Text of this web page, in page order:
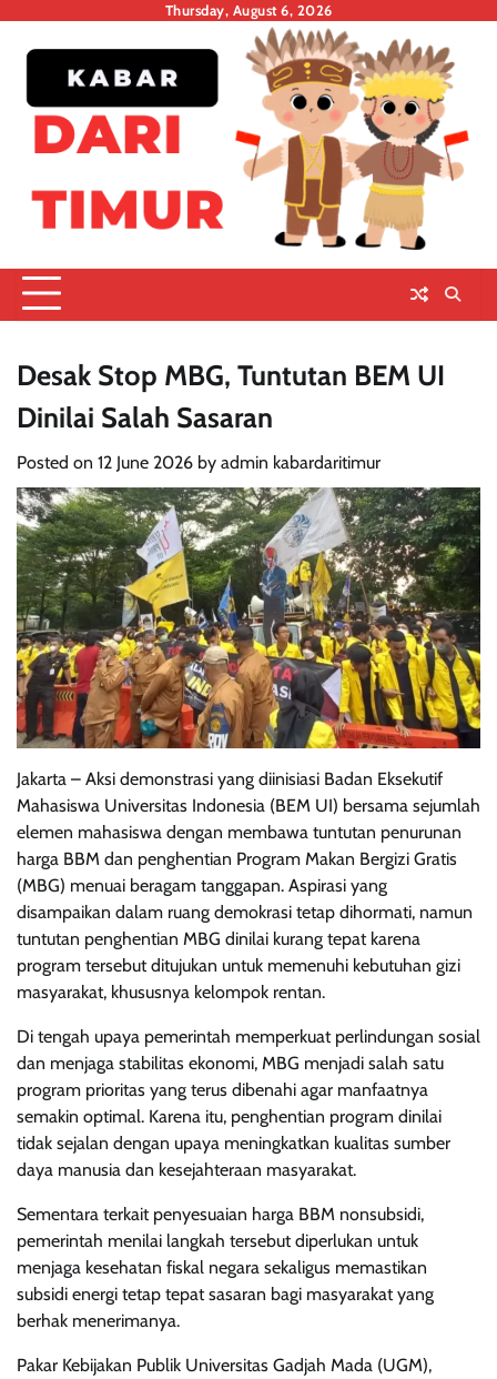
Thursday, August 6, 2026
Desak Stop MBG, Tuntutan BEM UI
Dinilai Salah Sasaran
Posted on 12 June 2026 by admin kabardaritimur
Jakarta – Aksi demonstrasi yang diinisiasi Badan Eksekutif
Mahasiswa Universitas Indonesia (BEM UI) bersama sejumlah
elemen mahasiswa dengan membawa tuntutan penurunan
harga BBM dan penghentian Program Makan Bergizi Gratis
(MBG) menuai beragam tanggapan. Aspirasi yang
disampaikan dalam ruang demokrasi tetap dihormati, namun
tuntutan penghentian MBG dinilai kurang tepat karena
program tersebut ditujukan untuk memenuhi kebutuhan gizi
masyarakat, khususnya kelompok rentan.
Di tengah upaya pemerintah memperkuat perlindungan sosial
dan menjaga stabilitas ekonomi, MBG menjadi salah satu
program prioritas yang terus dibenahi agar manfaatnya
semakin optimal. Karena itu, penghentian program dinilai
tidak sejalan dengan upaya meningkatkan kualitas sumber
daya manusia dan kesejahteraan masyarakat.
Sementara terkait penyesuaian harga BBM nonsubsidi,
pemerintah menilai langkah tersebut diperlukan untuk
menjaga kesehatan fiskal negara sekaligus memastikan
subsidi energi tetap tepat sasaran bagi masyarakat yang
berhak menerimanya.
Pakar Kebijakan Publik Universitas Gadjah Mada (UGM),